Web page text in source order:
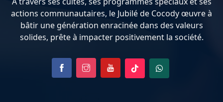
actions communautaires, le Jubilé de Cocody œuvre à
bâtir une génération enracinée dans des valeurs
solides, prête à impacter positivement la société.